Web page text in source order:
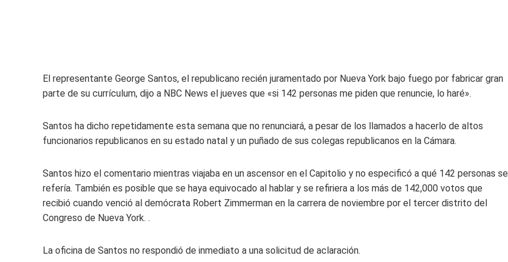
El representante George Santos, el republicano recién juramentado por Nueva York bajo fuego por fabricar gran
parte de su currículum, dijo a NBC News el jueves que «si 142 personas me piden que renuncie, lo haré».
Santos ha dicho repetidamente esta semana que no renunciará, a pesar de los llamados a hacerlo de altos
funcionarios republicanos en su estado natal y un puñado de sus colegas republicanos en la Cámara.
Santos hizo el comentario mientras viajaba en un ascensor en el Capitolio y no especificó a qué 142 personas se
refería. También es posible que se haya equivocado al hablar y se refiriera a los más de 142,000 votos que
recibió cuando venció al demócrata Robert Zimmerman en la carrera de noviembre por el tercer distrito del
Congreso de Nueva York. .
La oficina de Santos no respondió de inmediato a una solicitud de aclaración.